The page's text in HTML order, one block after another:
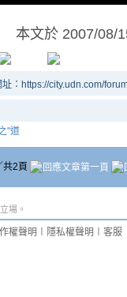
本文於 2007/08/
址：https://city.udn.com/
"道
共2頁
場。
權聲明 隱私權聲明 客服